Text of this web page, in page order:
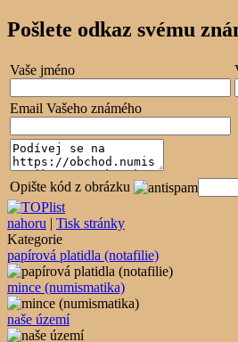
Pošlete odkaz svému
Vaše jméno
Email Vašeho známého
Opište kód z obrázku
nahoru | Tisk stránky
Kategorie
papírová platidla (notafilie)
mince (numismatika)
naše území